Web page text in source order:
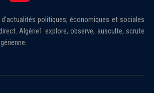
politiques, économiques et sociales
Algérie1 explore, observe, ausculte, scrute